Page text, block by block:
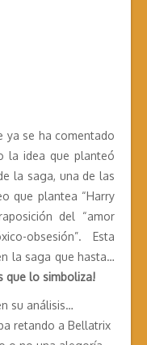
ya se ha comentado
la idea que planteó
la saga, una de las
que plantea “Harry
del “amor
obsesión”. Esta
la saga que hasta…
que lo simboliza!
su análisis…
retando a Bellatrix